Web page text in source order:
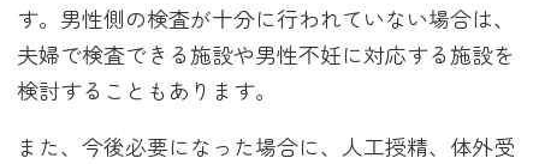
す。男性側の検査が十分に行われていない場合は、
夫婦で検査できる施設や男性不妊に対応する施設を
検討することもあります。
また、今後必要になった場合に、人工授精、体外受